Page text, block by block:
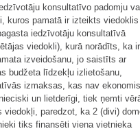
konsultatīvo padomju
kuros pamatā ir izteikts viedoklis
iedzīvotāju konsultatīvā
viedokli), kurā norādīts, ka ir
izveidošanu, jo saistīts ar
budžeta līdzekļu izlietošanu,
izmaksas, kas nav
un lietderīgi, tiek ņemti
viedokļi, paredzot, ka 2 (divi)
tiks finansēti viena vietnieka